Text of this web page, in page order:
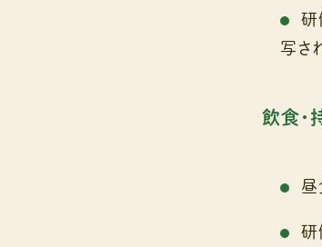
研
写さ
飲食・
昼
研